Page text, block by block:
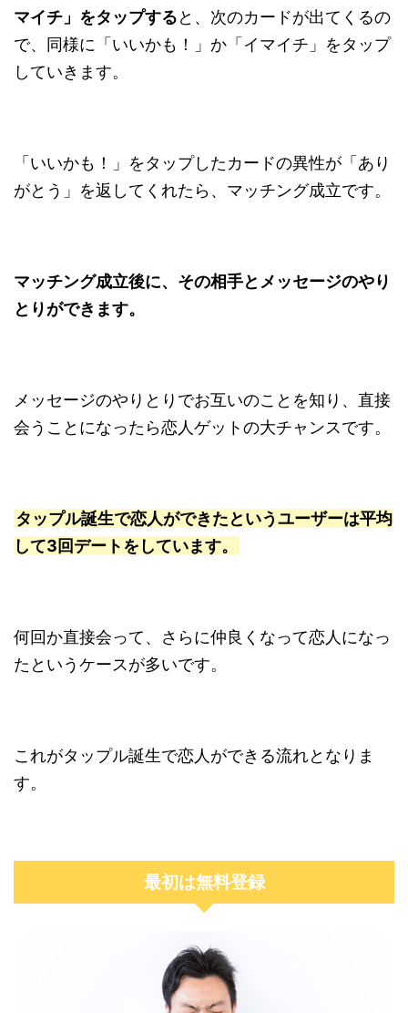
マイチ」をタップすると、次のカードが出てくるの
で、同様に「いいかも！」か「イマイチ」をタップ
していきます。
「いいかも！」をタップしたカードの異性が「あり
がとう」を返してくれたら、マッチング成立です。
マッチング成立後に、その相手とメッセージのやり
とりができます。
メッセージのやりとりでお互いのことを知り、直接
会うことになったら恋人ゲットの大チャンスです。
タップル誕生で恋人ができたというユーザーは平均
して3回デートをしています。
何回か直接会って、さらに仲良くなって恋人になっ
たというケースが多いです。
これがタップル誕生で恋人ができる流れとなりま
す。
最初は無料登録